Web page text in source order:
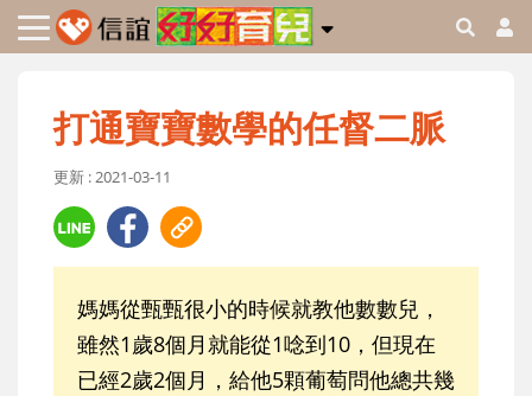
打通寶寶數學的任督二脈
更新 : 2021-03-11
媽媽從甄甄很小的時候就教他數數兒，
雖然1歲8個月就能從1唸到10，但現在
已經2歲2個月，給他5顆葡萄問他總共幾